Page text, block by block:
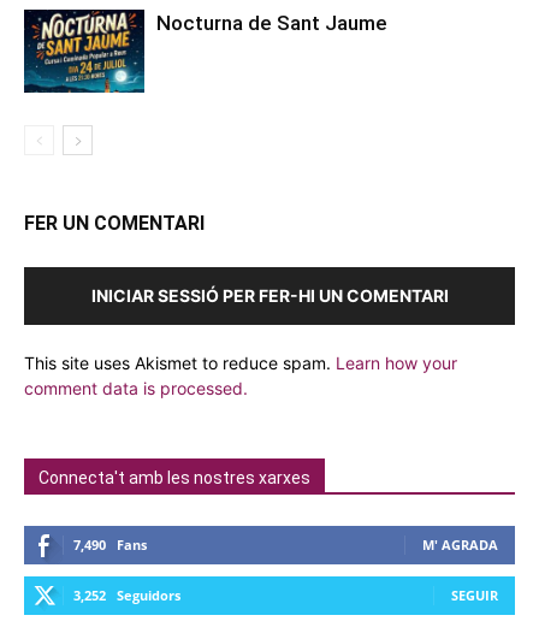
Nocturna de Sant Jaume
FER UN COMENTARI
INICIAR SESSIÓ PER FER-HI UN COMENTARI
This site uses Akismet to reduce spam. Learn how your
comment data is processed.
Connecta't amb les nostres xarxes
7,490 Fans M' AGRADA
3,252 Seguidors SEGUIR